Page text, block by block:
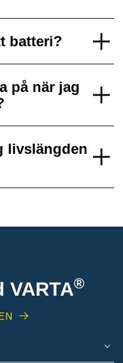
batteri?
på när jag
livslängden
VARTA®